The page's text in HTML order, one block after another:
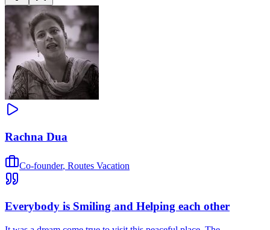
Rachna Dua
Co-founder, Routes Vacation
Everybody is Smiling and Helping each other